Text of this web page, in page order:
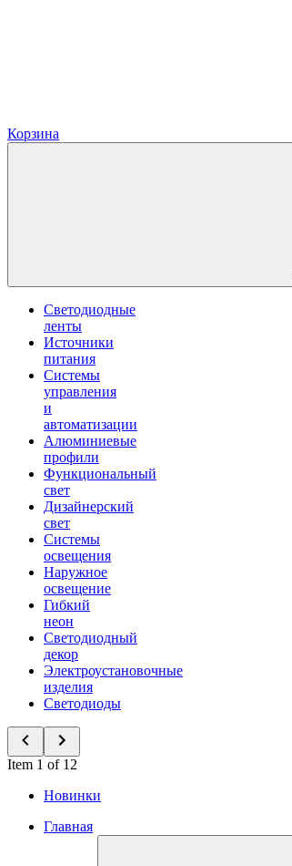
Корзина
Светодиодные
ленты
Источники
питания
Системы
управления
и
автоматизации
Алюминиевые
профили
Функциональный
свет
Дизайнерский
свет
Системы
освещения
Наружное
освещение
Гибкий
неон
Светодиодный
декор
Электроустановочные
изделия
Светодиоды
Item 1 of 12
Новинки
Главная